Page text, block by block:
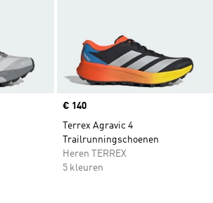
Price
€ 140
Terrex Agravic 4
Trailrunningschoenen
Heren TERREX
5 kleuren